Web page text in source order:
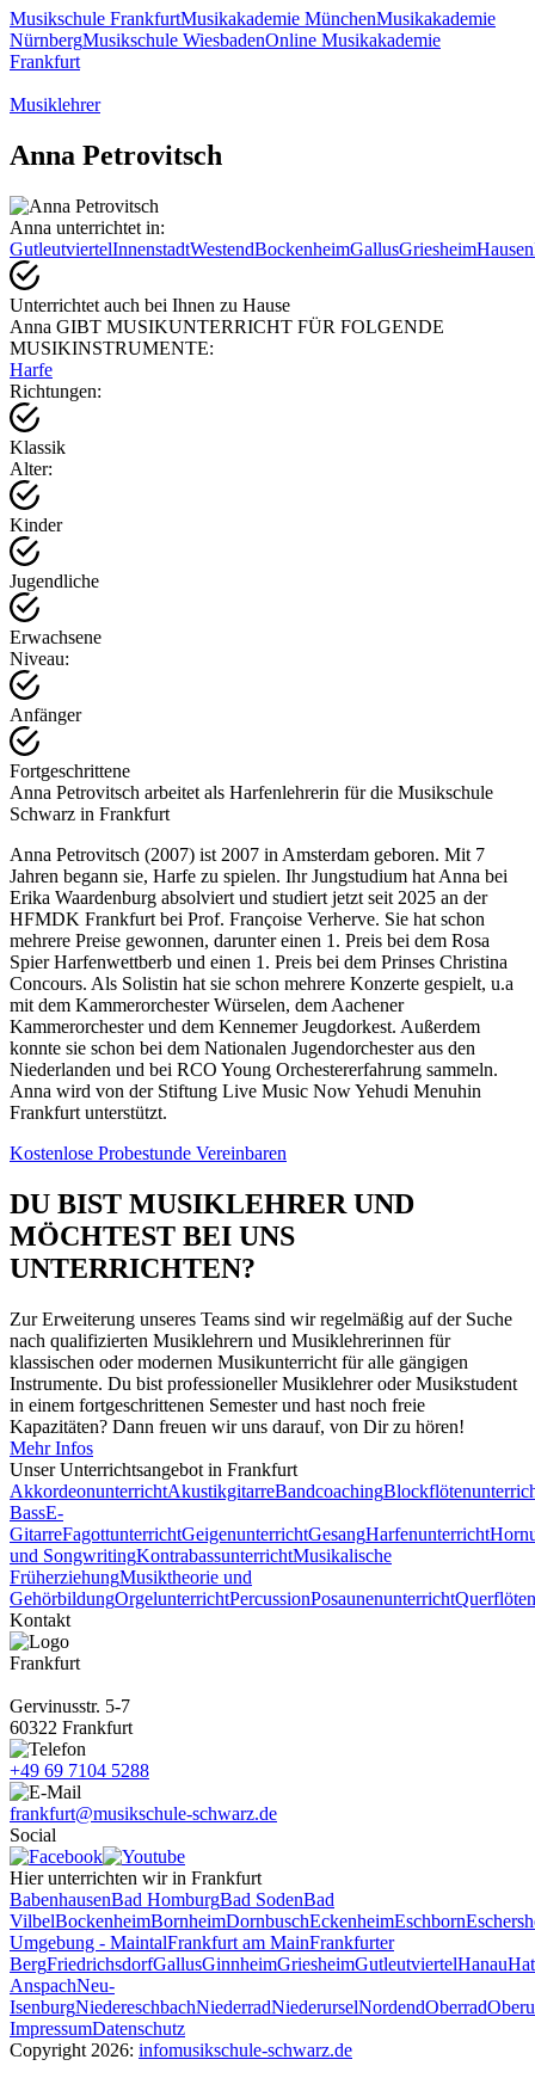
Musikschule FrankfurtMusikakademie MünchenMusikakademie
NürnbergMusikschule WiesbadenOnline Musikakademie
Frankfurt
Musiklehrer
Anna Petrovitsch
Anna unterrichtet in:
GutleutviertelInnenstadtWestendBockenheimGallusGriesheimHausen
Unterrichtet auch bei Ihnen zu Hause
Anna GIBT MUSIKUNTERRICHT FÜR FOLGENDE
MUSIKINSTRUMENTE:
Harfe
Richtungen:
Klassik
Alter:
Kinder
Jugendliche
Erwachsene
Niveau:
Anfänger
Fortgeschrittene
Anna Petrovitsch arbeitet als Harfenlehrerin für die Musikschule
Schwarz in Frankfurt
Anna Petrovitsch (2007) ist 2007 in Amsterdam geboren. Mit 7
Jahren begann sie, Harfe zu spielen. Ihr Jungstudium hat Anna bei
Erika Waardenburg absolviert und studiert jetzt seit 2025 an der
HFMDK Frankfurt bei Prof. Françoise Verherve. Sie hat schon
mehrere Preise gewonnen, darunter einen 1. Preis bei dem Rosa
Spier Harfenwettberb und einen 1. Preis bei dem Prinses Christina
Concours. Als Solistin hat sie schon mehrere Konzerte gespielt, u.a
mit dem Kammerorchester Würselen, dem Aachener
Kammerorchester und dem Kennemer Jeugdorkest. Außerdem
konnte sie schon bei dem Nationalen Jugendorchester aus den
Niederlanden und bei RCO Young Orchestererfahrung sammeln.
Anna wird von der Stiftung Live Music Now Yehudi Menuhin
Frankfurt unterstützt.
Kostenlose Probestunde Vereinbaren
DU BIST MUSIKLEHRER UND
MÖCHTEST BEI UNS
UNTERRICHTEN?
Zur Erweiterung unseres Teams sind wir regelmäßig auf der Suche
nach qualifizierten Musiklehrern und Musiklehrerinnen für
klassischen oder modernen Musikunterricht für alle gängigen
Instrumente. Du bist professioneller Musiklehrer oder Musikstudent
in einem fortgeschrittenen Semester und hast noch freie
Kapazitäten? Dann freuen wir uns darauf, von Dir zu hören!
Mehr Infos
Unser Unterrichts­angebot in Frankfurt
AkkordeonunterrichtAkustikgitarreBandcoaching
BassE-
GitarreFagottunterrichtGeigenunterrichtGesangHarfenunterricht
und SongwritingKontrabassunterrichtMusikalische
FrüherziehungMusiktheorie und
GehörbildungOrgelunterrichtPercussionPosaunenunterricht
Kontakt
Frankfurt
Gervinusstr. 5-7
60322 Frankfurt
+49 69 7104 5288
frankfurt@musikschule-schwarz.de
Social
Hier unterrichten wir in Frankfurt
BabenhausenBad HomburgBad SodenBad
VilbelBockenheimBornheimDornbuschEckenheimEschborn
Umgebung - MaintalFrankfurt am MainFrankfurter
BergFriedrichsdorfGallusGinnheimGriesheimGutleutviertelHanau
AnspachNeu-
IsenburgNiedereschbachNiederradNiederurselNordendOberrad
ImpressumDatenschutz
Copyright 2026: infomusikschule-schwarz.de